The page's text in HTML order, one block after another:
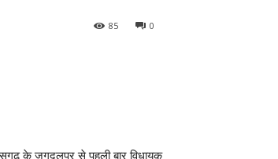
0
85
के जगदलपुर से पहली बार विधायक